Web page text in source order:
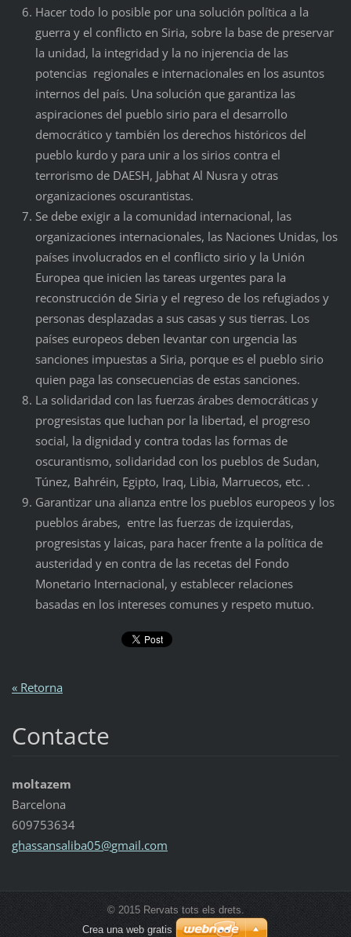
Hacer todo lo posible por una solución política a la
guerra y el conflicto en Siria, sobre la base de preservar
la unidad, la integridad y la no injerencia de las
potencias regionales e internacionales en los asuntos
internos del país. Una solución que garantiza las
aspiraciones del pueblo sirio para el desarrollo
democrático y también los derechos históricos del
pueblo kurdo y para unir a los sirios contra el
terrorismo de DAESH, Jabhat Al Nusra y otras
organizaciones oscurantistas.
Se debe exigir a la comunidad internacional, las
organizaciones internacionales, las Naciones Unidas, los
países involucrados en el conflicto sirio y la Unión
Europea que inicien las tareas urgentes para la
reconstrucción de Siria y el regreso de los refugiados y
personas desplazadas a sus casas y sus tierras. Los
países europeos deben levantar con urgencia las
sanciones impuestas a Siria, porque es el pueblo sirio
quien paga las consecuencias de estas sanciones.
La solidaridad con las fuerzas árabes democráticas y
progresistas que luchan por la libertad, el progreso
social, la dignidad y contra todas las formas de
oscurantismo, solidaridad con los pueblos de Sudan,
Túnez, Bahréin, Egipto, Iraq, Libia, Marruecos, etc. .
Garantizar una alianza entre los pueblos europeos y los
pueblos árabes, entre las fuerzas de izquierdas,
progresistas y laicas, para hacer frente a la política de
austeridad y en contra de las recetas del Fondo
Monetario Internacional, y establecer relaciones
basadas en los intereses comunes y respeto mutuo.
« Retorna
Contacte
moltazem
Barcelona
609753634
ghassansaliba05@gmail.com
© 2015 Rervats tots els drets.
Crea una web gratis